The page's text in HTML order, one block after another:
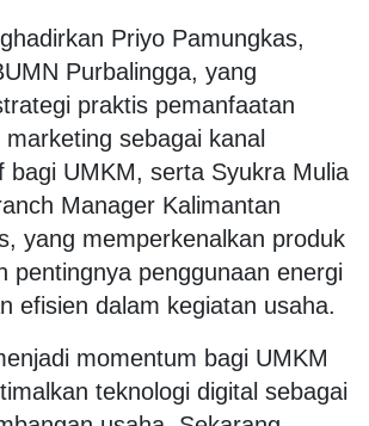
Priyo Pamungkas,
Purbalingga, yang
praktis pemanfaatan
sebagai kanal
bagi UMKM, serta Syukra Mulia
Manager Kalimantan
yang memperkenalkan produk
pentingnya penggunaan energi
efisien dalam kegiatan usaha.
momentum bagi UMKM
teknologi digital sebagai